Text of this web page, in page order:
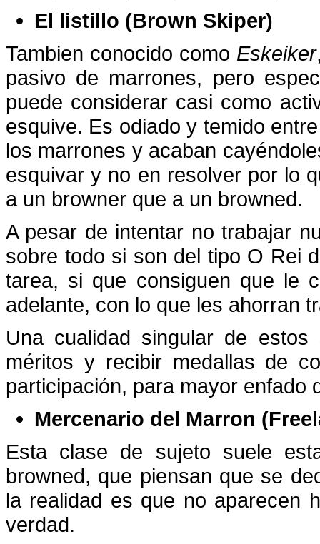
El listillo (Brown Skiper)
Tambien conocido como Eskeiker
pasivo de marrones, pero
puede considerar casi como
esquive. Es odiado y temido
los marrones y acaban
esquivar y no en resolver por lo
a un browner que a un browned.
A pesar de intentar no trabajar
sobre todo si son del tipo O Rei
tarea, si que consiguen que le
adelante, con lo que les ahorran
Una cualidad singular de
méritos y recibir medallas de
participación, para mayor enfado
Mercenario del Marron
Esta clase de sujeto suele
browned, que piensan que se
la realidad es que no aparecen
verdad.